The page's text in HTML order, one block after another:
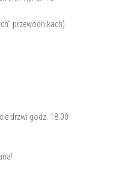
przewodnikach)
drzwi godz. 18.00